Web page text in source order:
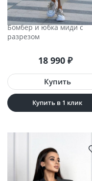
Бомбер и юбка миди с
разрезом
18 990 ₽
Купить в 1 клик